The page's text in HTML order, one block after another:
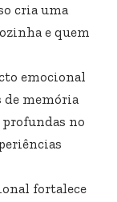
cria uma
e quem
emocional
de memória
profundas no
fortalece